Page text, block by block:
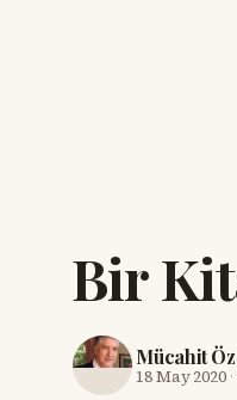
Bir
Mücahit
18 May 2020 ·